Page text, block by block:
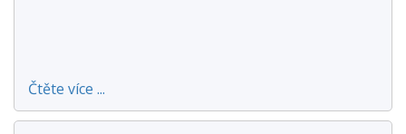
Čtěte více ...